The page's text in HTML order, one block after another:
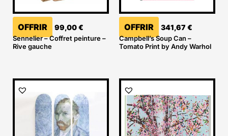
OFFRIR 99,00€
Sennelier – Coffret peinture –
Rive gauche
OFFRIR 341,67 €
Campbell’s Soup Can –
Tomato Print by Andy Warhol